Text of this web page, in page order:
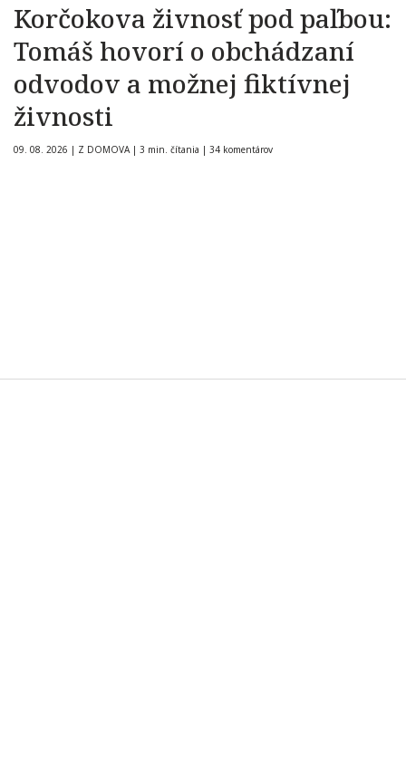
Korčokova živnosť pod paľbou:
Tomáš hovorí o obchádzaní
odvodov a možnej fiktívnej
živnosti
09. 08. 2026 | Z DOMOVA | 3 min. čítania | 34 komentárov